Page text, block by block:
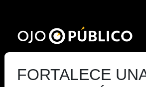
contenido
principal
FORTALECE